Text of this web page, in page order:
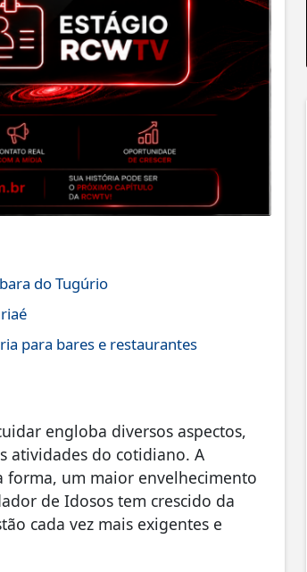
do Tugúrio
para bares e restaurantes
engloba diversos aspectos,
atividades do cotidiano. A
forma, um maior envelhecimento
de Idosos tem crescido da
cada vez mais exigentes e